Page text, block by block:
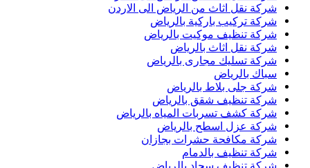
شركة نقل اثاث من الرياض الى الاردن
شركة تركيب باركية بالرياض
شركة تنظيف موكيت بالرياض
شركة نقل اثاث بالرياض
شركة تسليك مجارى بالرياض
سباك بالرياض
شركة جلى بلاط بالرياض
شركة تنظيف شقق بالرياض
شركة كشف تسربات المياه بالرياض
شركة عزل اسطح بالرياض
شركة مكافحة حشرات بجازان
شركة تنظيف بالدمام